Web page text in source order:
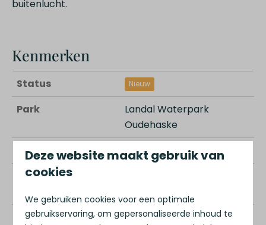
buitenlucht.
Kenmerken
Status Nieuw
Park
Landal Waterpark
Oudehaske
Aantal kamers
3
Aantal
Aantal badkamers 1 badkamer
Deze website maakt gebruik van
cookies
We gebruiken cookies voor een optimale
gebruikservaring, om gepersonaliseerde inhoud te